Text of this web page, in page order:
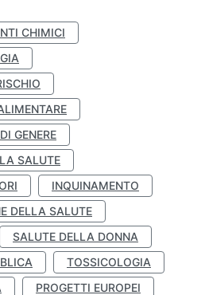
CHIMICI
GENERE
SALUTE
INQUINAMENTO
DELLA SALUTE
SALUTE DELLA DONNA
TOSSICOLOGIA
PROGETTI EUROPEI